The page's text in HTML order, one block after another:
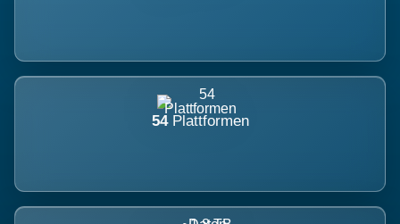
54 Plattformen